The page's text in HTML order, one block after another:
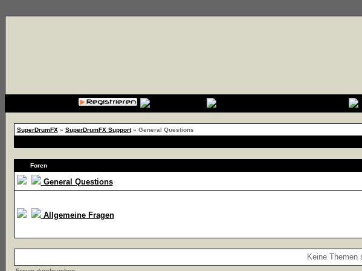
SuperDrumFX» SuperDrumFX Support» General Questions
Foren
General Questions
Allgemeine Fragen
Keine Themen